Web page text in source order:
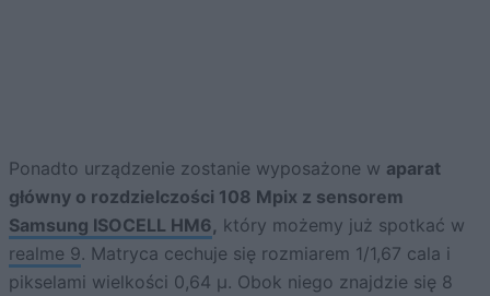
Ponadto urządzenie zostanie wyposażone w aparat
główny o rozdzielczości 108 Mpix z sensorem
Samsung ISOCELL HM6, który możemy już spotkać w
realme 9. Matryca cechuje się rozmiarem 1/1,67 cala i
pikselami wielkości 0,64 µ. Obok niego znajdzie się 8